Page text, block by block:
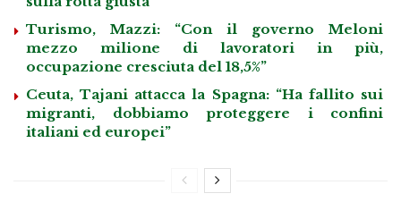
Turismo, Mazzi: “Con il governo Meloni
mezzo milione di lavoratori in più,
occupazione cresciuta del 18,5%”
Ceuta, Tajani attacca la Spagna: “Ha fallito sui
migranti, dobbiamo proteggere i confini
italiani ed europei”